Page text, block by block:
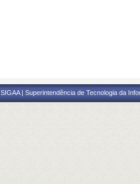
SIGAA | Superintendência de Tecnologia da